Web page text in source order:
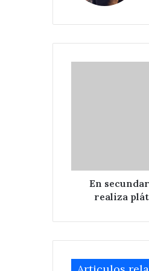
En
realiza